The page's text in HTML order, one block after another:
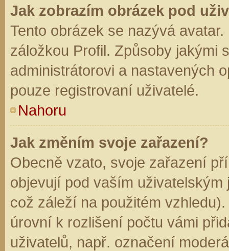
Jak zobrazím obrázek pod
Tento obrázek se nazývá
záložkou Profil. Způsoby jakými
administrátorovi a nastavených
pouze registrovaní uživatelé.
Nahoru
Jak změním svoje zařazení?
Obecně vzato, svoje zařazení
objevují pod vaším
což záleží na použitém
úrovní k rozlišení počtu vámi
uživatelů, např. označení